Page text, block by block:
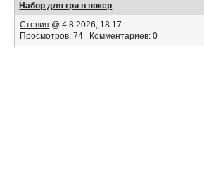
Набор для гри в покер
Стевия @ 4.8.2026, 18:17
Просмотров: 74 Комментариев: 0